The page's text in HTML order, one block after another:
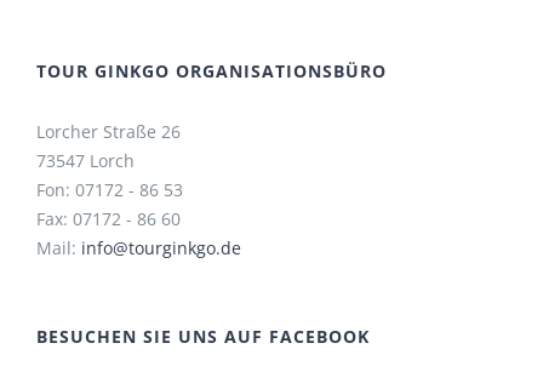
TOUR GINKGO ORGANISATIONSBÜRO
Lorcher Straße 26
73547 Lorch
Fon: 07172 - 86 53
Fax: 07172 - 86 60
Mail: info@tourginkgo.de
BESUCHEN SIE UNS AUF FACEBOOK